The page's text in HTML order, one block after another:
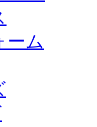
ーム